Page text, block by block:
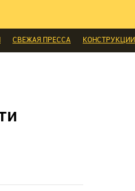
СВЕЖАЯ ПРЕССА КОНСТРУКЦИИ